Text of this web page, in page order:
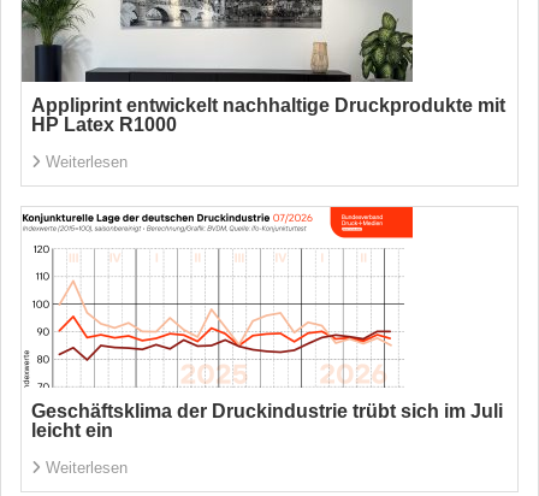
Appliprint entwickelt nachhaltige Druckprodukte mit
HP Latex R1000
Weiterlesen
Geschäftsklima der Druckindustrie trübt sich im Juli
leicht ein
Weiterlesen